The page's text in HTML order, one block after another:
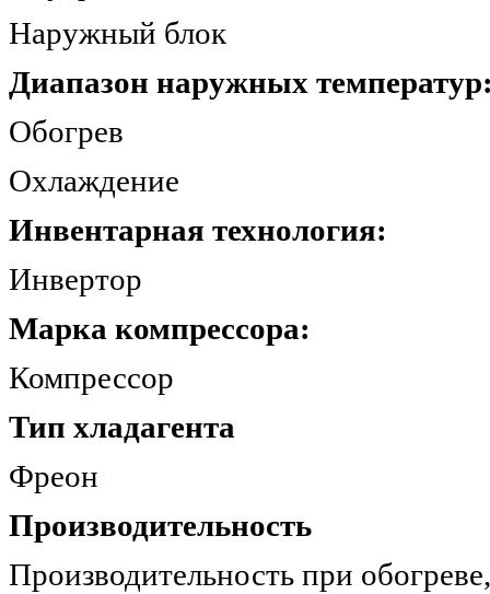
Наружный блок
Диапазон наружных
Обогрев -
Охлаждение -
Инвентарная технология:
Марка компрессора:
Тип хладагента
Фреон
Производительность
Производительность при